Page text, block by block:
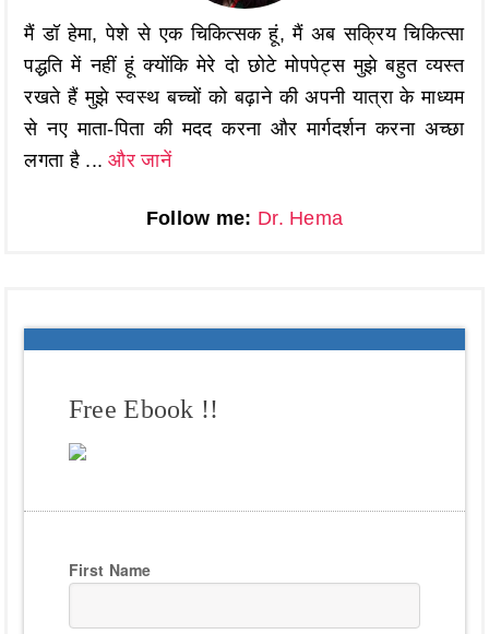
मैं डॉ हेमा, पेशे से एक चिकित्सक हूं, मैं अब सक्रिय चिकित्सा
पद्धति में नहीं हूं क्योंकि मेरे दो छोटे मोपपेट्स मुझे बहुत व्यस्त
रखते हैं मुझे स्वस्थ बच्चों को बढ़ाने की अपनी यात्रा के माध्यम
से नए माता-पिता की मदद करना और मार्गदर्शन करना अच्छा
लगता है ...और जानें
Follow me: Dr. Hema
Free Ebook !!
First Name